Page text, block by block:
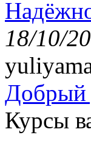
18/10/
Добрый
Курсы